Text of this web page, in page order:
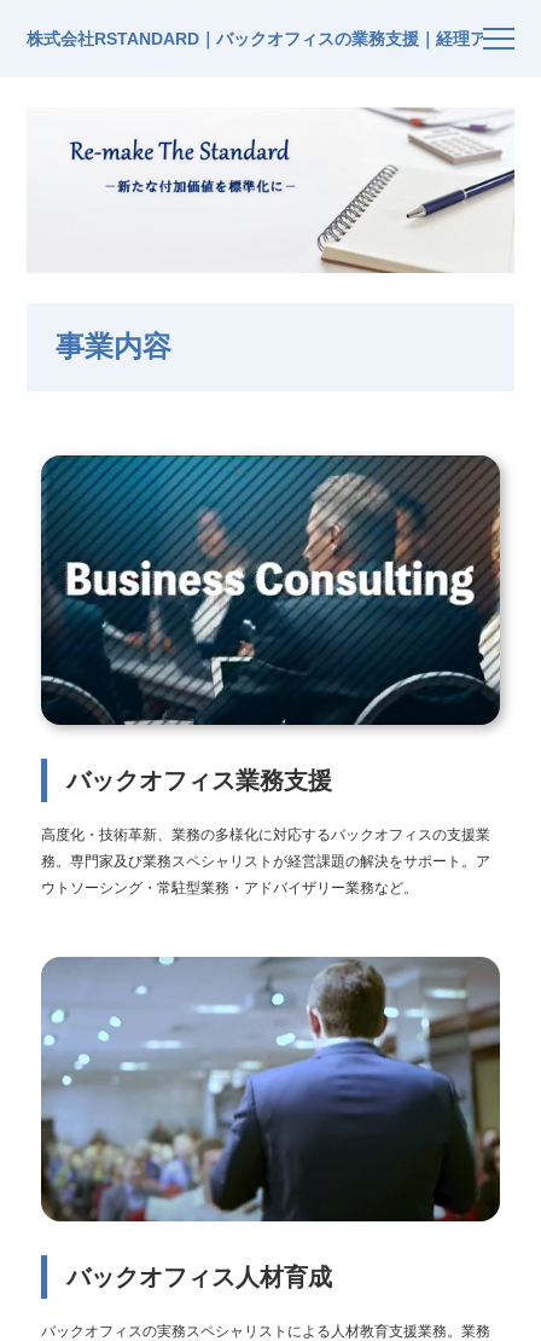
株式会社RSTANDARD｜バックオフィスの業務支援｜経理アウト
事業内容
バックオフィス業務支援
高度化・技術革新、業務の多様化に対応するバックオフィスの支援業
務。専門家及び業務スペシャリストが経営課題の解決をサポート。ア
ウトソーシング・常駐型業務・アドバイザリー業務など。
バックオフィス人材育成
バックオフィスの実務スペシャリストによる人材教育支援業務。業務